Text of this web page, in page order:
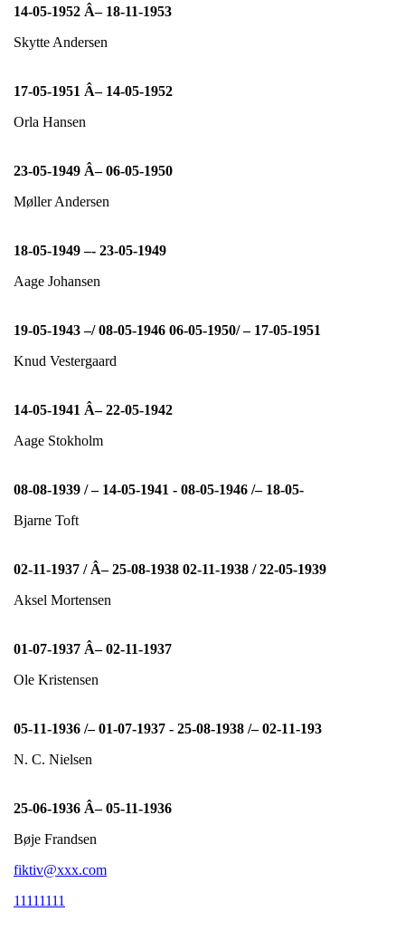
14-05-1952 Â– 18-11-1953
Skytte Andersen
17-05-1951 Â– 14-05-1952
Orla Hansen
23-05-1949 Â– 06-05-1950
Møller Andersen
18-05-1949 –- 23-05-1949
Aage Johansen
19-05-1943 –/ 08-05-1946 06-05-1950/ – 17-05-1951
Knud Vestergaard
14-05-1941 Â– 22-05-1942
Aage Stokholm
08-08-1939 / – 14-05-1941 - 08-05-1946 /– 18-05-
Bjarne Toft
02-11-1937 / Â– 25-08-1938 02-11-1938 / 22-05-1939
Aksel Mortensen
01-07-1937 Â– 02-11-1937
Ole Kristensen
05-11-1936 /– 01-07-1937 - 25-08-1938 /– 02-11-193
N. C. Nielsen
25-06-1936 Â– 05-11-1936
Bøje Frandsen
fiktiv@xxx.com
11111111